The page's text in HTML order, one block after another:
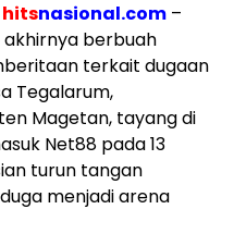
hitsnasional.com –
berbuah
terkait dugaan
Tegalarum,
Magetan, tayang di
Net88 pada 13
turun tangan
menjadi arena